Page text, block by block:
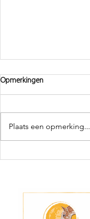
Smokey
Opmerkingen
Plaats een opmerking...